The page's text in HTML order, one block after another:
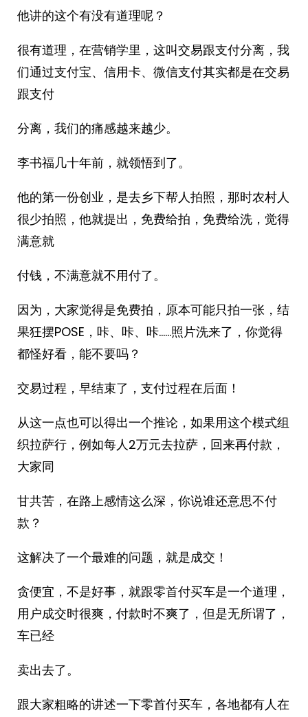
他讲的这个有没有道理呢？
很有道理，在营销学里，这叫交易跟支付分离，我
们通过支付宝、信用卡、微信支付其实都是在交易
跟支付
分离，我们的痛感越来越少。
李书福几十年前，就领悟到了。
他的第一份创业，是去乡下帮人拍照，那时农村人
很少拍照，他就提出，免费给拍，免费给洗，觉得
满意就
付钱，不满意就不用付了。
因为，大家觉得是免费拍，原本可能只拍一张，结
果狂摆POSE，咔、咔、咔……照片洗来了，你觉得
都怪好看，能不要吗？
交易过程，早结束了，支付过程在后面！
从这一点也可以得出一个推论，如果用这个模式组
织拉萨行，例如每人2万元去拉萨，回来再付款，
大家同
甘共苦，在路上感情这么深，你说谁还意思不付
款？
这解决了一个最难的问题，就是成交！
贪便宜，不是好事，就跟零首付买车是一个道理，
用户成交时很爽，付款时不爽了，但是无所谓了，
车已经
卖出去了。
跟大家粗略的讲述一下零首付买车，各地都有人在